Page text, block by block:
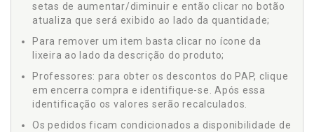
setas de aumentar/diminuir e então clicar no botão
atualiza que será exibido ao lado da quantidade;
Para remover um item basta clicar no ícone da
lixeira ao lado da descrição do produto;
Professores: para obter os descontos do PAP, clique
em encerra compra e identifique-se. Após essa
identificação os valores serão recalculados.
Os pedidos ficam condicionados a disponibilidade de